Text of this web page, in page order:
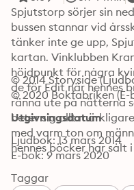
Spjutstorp sörjer sin
bussen stannar vid
tänker inte ge upp,
kartan. Vinklubben
höjdpunkt för några
de för Edit när hennes
ränna ute på nätterna
beter sig allt
med varm ton om
hennes böcker har sålt
© 2014 Storyside
© 2020 Bokfabriken (E-
Utgivningsdatum
Ljudbok: 13 mars 2014
E-bok: 9 mars 2020
Taggar